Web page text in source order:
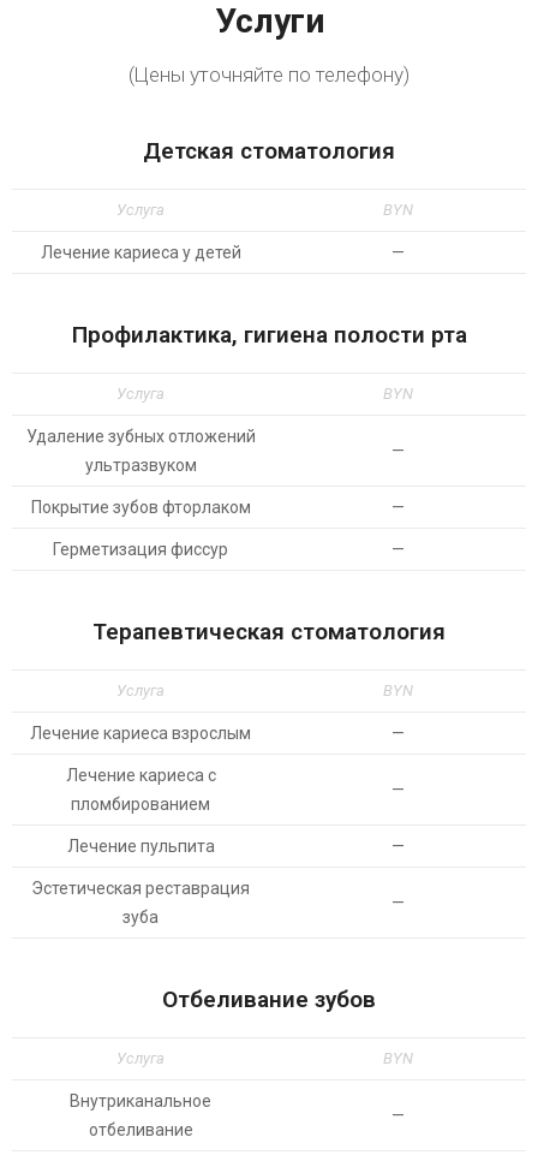
Услуги
(Цены уточняйте по телефону)
Детская стоматология
Услуга BYN
Лечение кариеса у детей —
Профилактика, гигиена полости рта
Услуга BYN
Удаление зубных отложений
ультразвуком
—
Покрытие зубов фторлаком —
Герметизация фиссур —
Терапевтическая стоматология
Услуга BYN
Лечение кариеса взрослым —
Лечение кариеса с
пломбированием
—
Лечение пульпита —
Эстетическая реставрация
зуба
—
Отбеливание зубов
Услуга BYN
Внутриканальное
отбеливание
—